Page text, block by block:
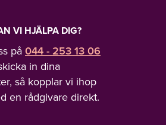
VI HJÄLPA DIG?
på 044 - 253 13 06
in dina
så kopplar vi ihop
en rådgivare direkt.